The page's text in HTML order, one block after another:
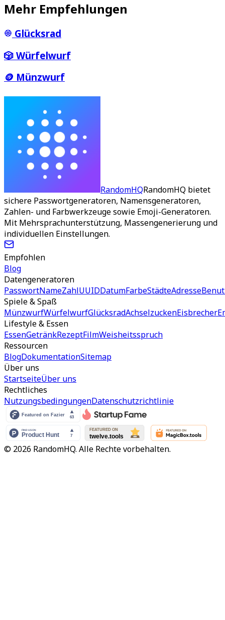
Mehr Empfehlungen
Glücksrad
🎲 Würfelwurf
🪙 Münzwurf
RandomHQRandomHQ bietet
sichere Passwortgeneratoren, Namensgeneratoren,
Zahlen- und Farbwerkzeuge sowie Emoji-Generatoren.
Mit Mehrsprachunterstützung, Massengenerierung und
individuellen Einstellungen.
Empfohlen
Blog
Datengeneratoren
PasswortNameZahlUUIDDatumFarbeStädteAdresse
Spiele & Spaß
MünzwurfWürfelwurfGlücksradAchselzuckenEisbrecher
Lifestyle & Essen
EssenGetränkRezeptFilmWeisheitsspruch
Ressourcen
BlogDokumentationSitemap
Über uns
StartseiteÜber uns
Rechtliches
NutzungsbedingungenDatenschutzrichtlinie
© 2026 RandomHQ. Alle Rechte vorbehalten.